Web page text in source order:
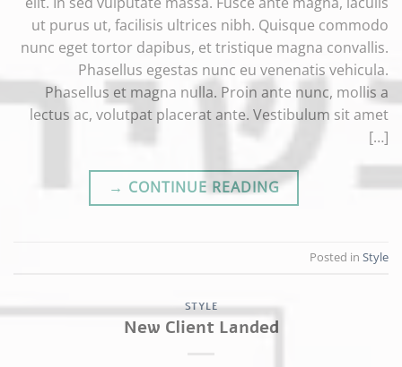
ut purus ut, facilisis ultrices nibh. Quisque commodo
nunc eget tortor dapibus, et tristique magna convallis.
Phasellus egestas nunc eu venenatis vehicula.
Phasellus et magna nulla. Proin ante nunc, mollis a
lectus ac, volutpat placerat ante. Vestibulum sit amet
[…]
CONTINUE READING
→
Posted in Style
STYLE
New Client Landed